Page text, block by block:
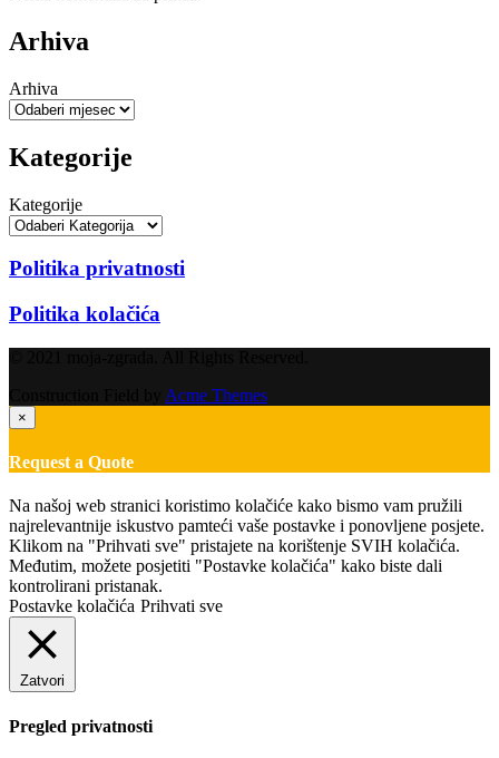
Arhiva
Arhiva
Kategorije
Kategorije
Politika privatnosti
Politika kolačića
Acme Themes
×
Request a Quote
Na našoj web stranici koristimo kolačiće kako bismo vam pružili
najrelevantnije iskustvo pamteći vaše postavke i ponovljene posjete.
Klikom na "Prihvati sve" pristajete na korištenje SVIH kolačića.
Međutim, možete posjetiti "Postavke kolačića" kako biste dali
kontrolirani pristanak.
Postavke kolačića Prihvati sve
Zatvori
Pregled privatnosti